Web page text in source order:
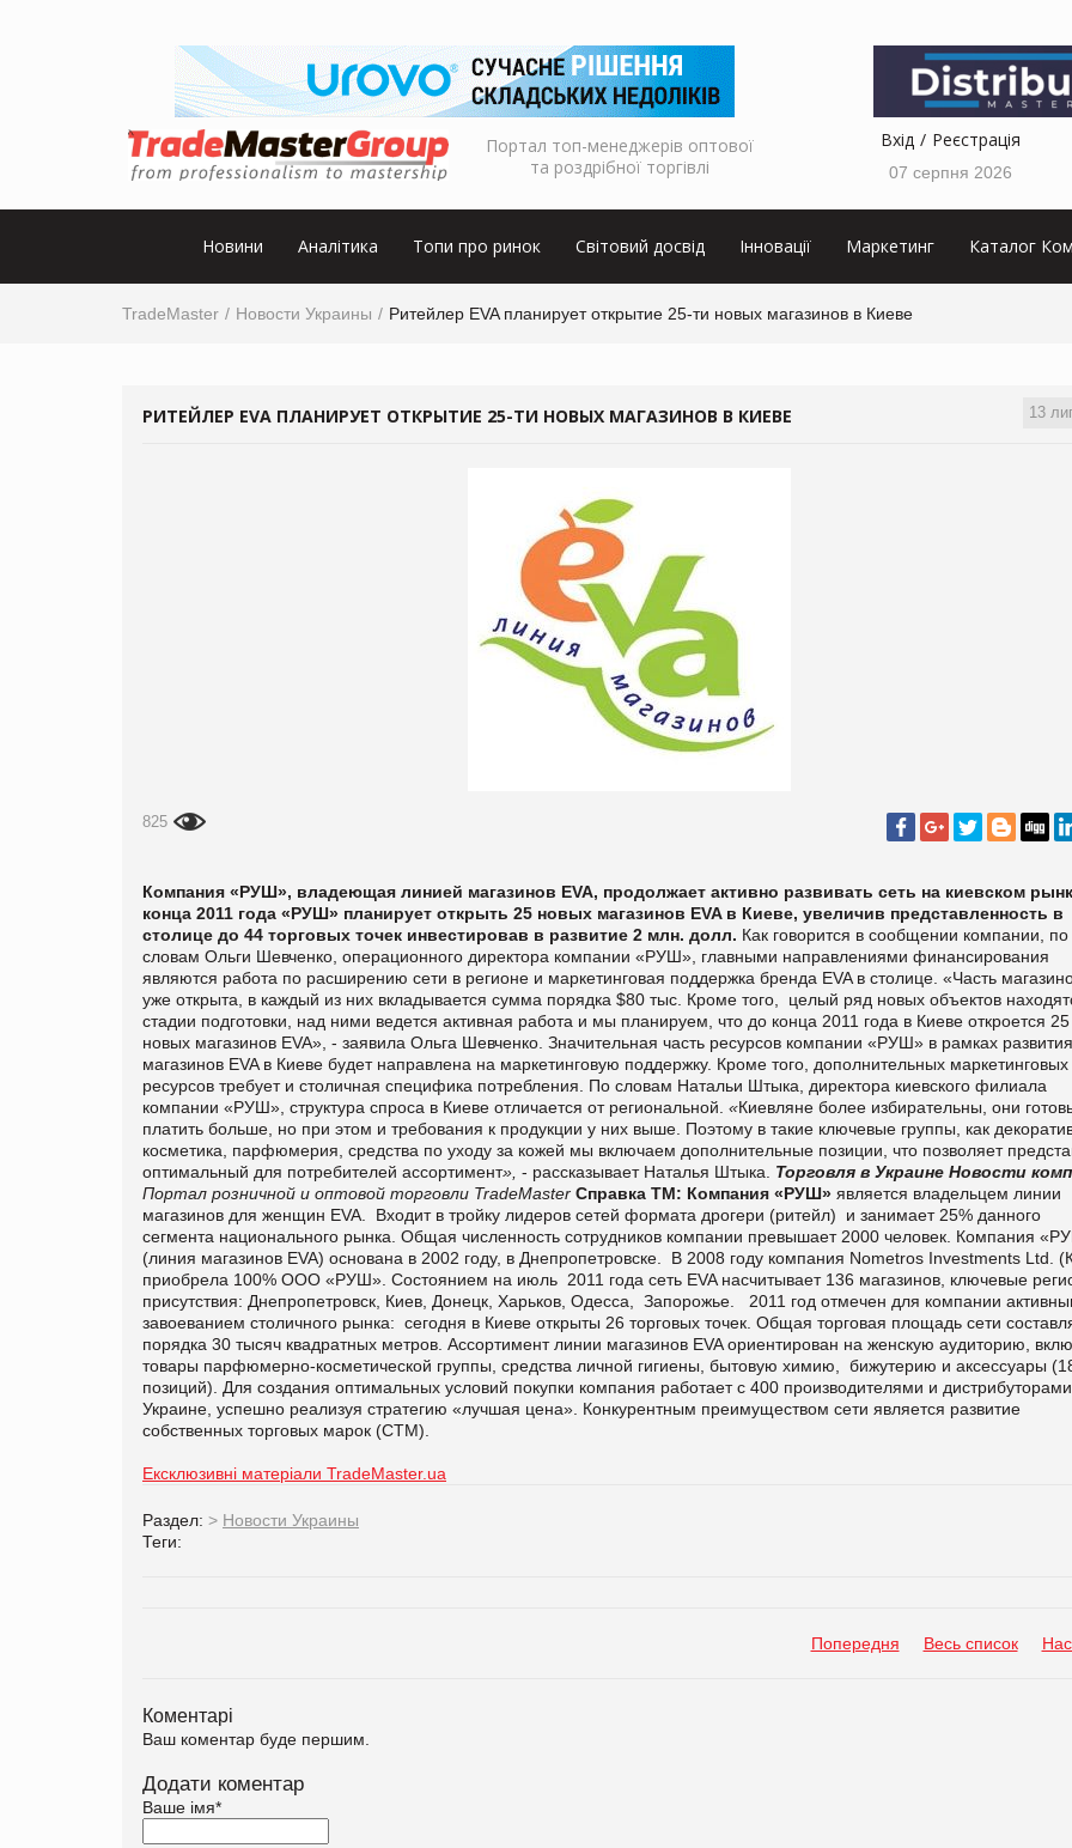
Портал топ-менеджерів оптової
та роздрібної торгівлі
Вхід Реєстрація
07 серпня 2026
Новини Аналітика Топи про ринок Світовий досвід Інновації Маркетинг Каталог
TradeMaster Новости Украины Ритейлер EVA планирует открытие 25-ти новых магазинов в Киеве
13
РИТЕЙЛЕР EVA ПЛАНИРУЕТ ОТКРЫТИЕ 25-ТИ НОВЫХ МАГАЗИНОВ В КИЕВЕ
825
Компания «РУШ», владеющая линией магазинов EVA, продолжает активно развивать сеть на киевском
конца 2011 года «РУШ» планирует открыть 25 новых магазинов EVA в Киеве, увеличив представленность в
столице до 44 торговых точек инвестировав в развитие 2 млн. долл. Как говорится в сообщении компании, по
словам Ольги Шевченко, операционного директора компании «РУШ», главными направлениями финансирования
являются работа по расширению сети в регионе и маркетинговая поддержка бренда EVA в столице. «Часть
уже открыта, в каждый из них вкладывается сумма порядка $80 тыс. Кроме того, целый ряд новых объектов
стадии подготовки, над ними ведется активная работа и мы планируем, что до конца 2011 года в Киеве откроется 25
новых магазинов EVA», - заявила Ольга Шевченко. Значительная часть ресурсов компании «РУШ» в рамках развития
магазинов EVA в Киеве будет направлена на маркетинговую поддержку. Кроме того, дополнительных маркетинговых
ресурсов требует и столичная специфика потребления. По словам Натальи Штыка, директора киевского филиала
компании «РУШ», структура спроса в Киеве отличается от региональной. «Киевляне более избирательны, они
платить больше, но при этом и требования к продукции у них выше. Поэтому в такие ключевые группы, как
косметика, парфюмерия, средства по уходу за кожей мы включаем дополнительные позиции, что позволяет
оптимальный для потребителей ассортимент» - рассказывает Наталья Штыка. Торговля в Украине Новости
Портал розничной и оптовой торговли TradeMaster Справка ТМ: Компания «РУШ» является владельцем линии
магазинов для женщин EVA. Входит в тройку лидеров сетей формата дрогери (ритейл) и занимает 25% данного
сегмента национального рынка. Общая численность сотрудников компании превышает 2000 человек. Компания
(линия магазинов EVA) основана в 2002 году, в Днепропетровске. В 2008 году компания Nometros Investments Ltd.
приобрела 100% ООО «РУШ». Состоянием на июль 2011 года сеть EVA насчитывает 136 магазинов, ключевые
присутствия: Днепропетровск, Киев, Донецк, Харьков, Одесса, Запорожье. 2011 год отмечен для компании
завоеванием столичного рынка: сегодня в Киеве открыты 26 торговых точек. Общая торговая площадь сети
порядка 30 тысяч квадратных метров. Ассортимент линии магазинов EVA ориентирован на женскую аудиторию,
товары парфюмерно-косметической группы, средства личной гигиены, бытовую химию, бижутерию и аксессуары
позиций). Для создания оптимальных условий покупки компания работает с 400 производителями и
Украине, успешно реализуя стратегию «лучшая цена». Конкурентным преимуществом сети является развитие
собственных торговых марок (СТМ).
Ексклюзивні матеріали TradeMaster.ua
Раздел: > Новости Украины
Теги:
Попередня Весь список
Коментарі
Ваш коментар буде першим.
Додати коментар
Ваше імя*